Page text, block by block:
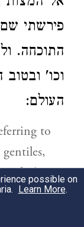
פירשתי
התוכחה.
וכו'
העולם:
to
of “the
For
with
possible on
Learn More.